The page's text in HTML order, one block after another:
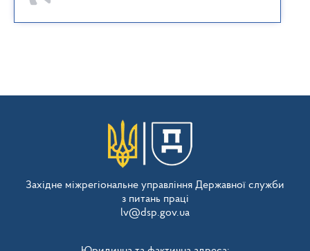
Західне міжрегіональне управління Державної служби
з питань праці
lv@dsp.gov.ua